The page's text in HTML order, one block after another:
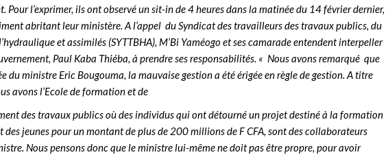
Pour l’exprimer, ils ont observé un sit-in de 4 heures dans la matinée du 14 février dernier,
abritant leur ministère. A l’appel du Syndicat des travailleurs des travaux publics, du
et assimilés (SYTTBHA), M’Bi Yaméogo et ses camarade entendent interpeller
Paul Kaba Thiéba, à prendre ses responsabilités. « Nous avons remarqué que
du ministre Eric Bougouma, la mauvaise gestion a été érigée en règle de gestion. A titre
avons l’Ecole de formation et de
des travaux publics où des individus qui ont détourné un projet destiné à la formation
des jeunes pour un montant de plus de 200 millions de F CFA, sont des collaborateurs
Nous pensons donc que le ministre lui-même ne doit pas être propre, pour avoir